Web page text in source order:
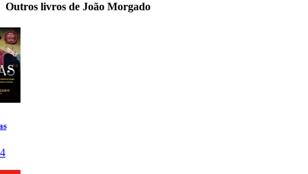
Outros livros de João Morgado